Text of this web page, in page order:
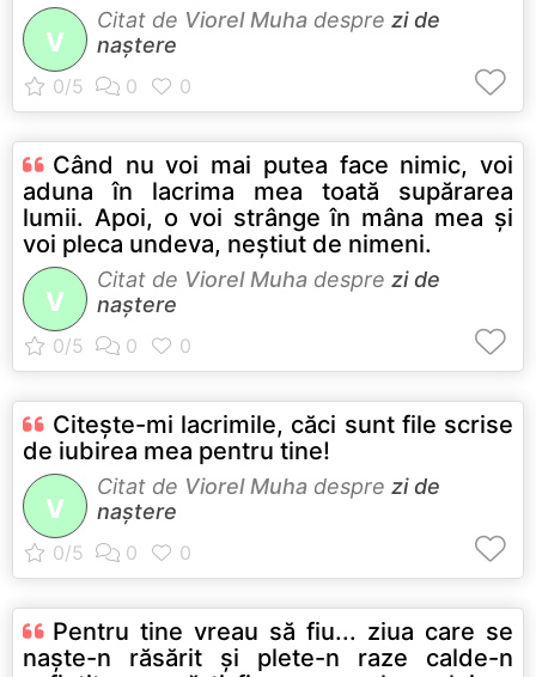
V
Citat de Viorel Muha despre zi de
naștere
Când nu voi mai putea face nimic, voi
aduna în lacrima mea toată supărarea
lumii. Apoi, o voi strânge în mâna mea şi
voi pleca undeva, neştiut de nimeni.
V
Citat de Viorel Muha despre zi de
naștere
Citeşte-mi lacrimile, căci sunt file scrise
de iubirea mea pentru tine!
V
Citat de Viorel Muha despre zi de
naștere
Pentru tine vreau să fiu... ziua care se
naşte-n răsărit şi plete-n raze calde-n